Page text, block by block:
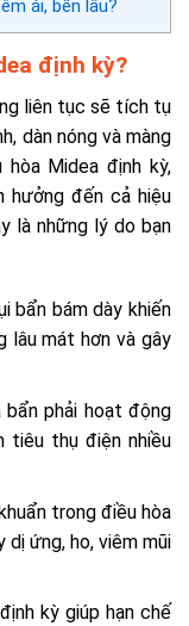
ái, bền lâu?
định kỳ?
liên tục sẽ tích tụ
dàn nóng và màng
Midea định kỳ,
hưởng đến cả hiệu
là những lý do bạn
bẩn bám dày khiến
lâu mát hơn và gây
phải hoạt động
tiêu thụ điện nhiều
trong điều hòa
ứng, ho, viêm mũi
kỳ giúp hạn chế